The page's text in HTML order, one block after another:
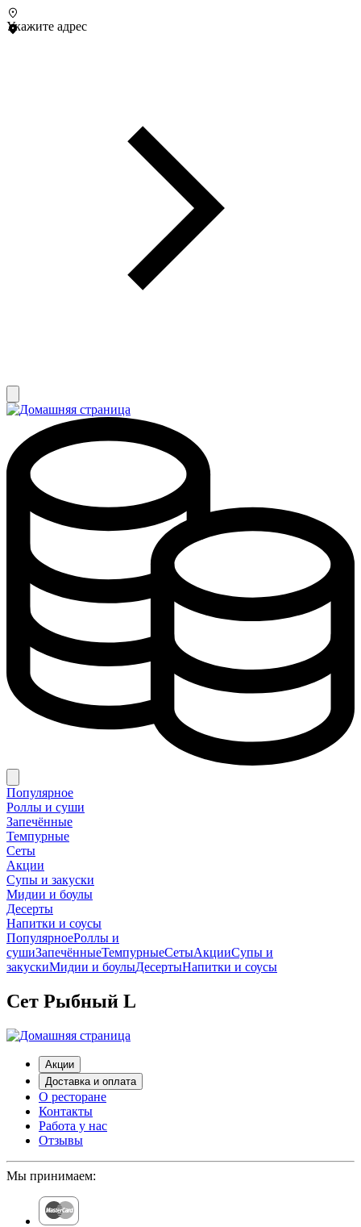
Укажите адрес
Популярное
Роллы и суши
Запечённые
Темпурные
Сеты
Акции
Супы и закуски
Мидии и боулы
Десерты
Напитки и соусы
ПопулярноеРоллы и
сушиЗапечённыеТемпурныеСетыАкцииСупы и
закускиМидии и боулыДесертыНапитки и соусы
Сет Рыбный L
Акции
Доставка и оплата
О ресторане
Контакты
Работа у нас
Отзывы
Мы принимаем: